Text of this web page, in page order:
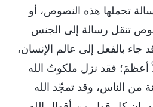
تحملها هذه النصوص، أو
تنقل رسالة إلى الجنس
جاء بالفعل إلى عالم الإنسان،
فقد نزل ملكوتُ الله
من الناس، وقد تمجّد الله